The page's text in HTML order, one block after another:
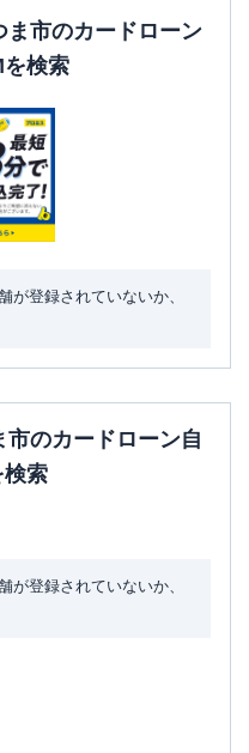
ま市のカードローン
を検索
が登録されていないか、
のカードローン自
検索
が登録されていないか、